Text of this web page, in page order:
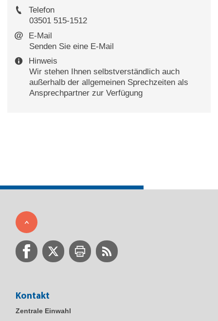
Telefon
03501 515-1512
E-Mail
Senden Sie eine E-Mail
Hinweis
Wir stehen Ihnen selbstverständlich auch
außerhalb der allgemeinen Sprechzeiten als
Ansprechpartner zur Verfügung
Kontakt
Zentrale Einwahl